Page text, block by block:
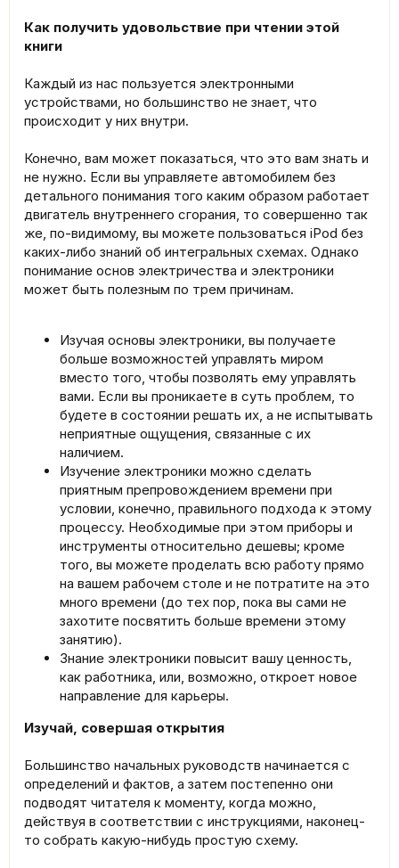
Как получить удовольствие при чтении этой
книги
Каждый из нас пользуется электронными
устройствами, но большинство не знает, что
происходит у них внутри.
Конечно, вам может показаться, что это вам знать и
не нужно. Если вы управляете автомобилем без
детального понимания того каким образом работает
двигатель внутреннего сгорания, то совершенно так
же, по-видимому, вы можете пользоваться iPod без
каких-либо знаний об интегральных схемах. Однако
понимание основ электричества и электроники
может быть полезным по трем причинам.
Изучая основы электроники, вы получаете
больше возможностей управлять миром
вместо того, чтобы позволять ему управлять
вами. Если вы проникаете в суть проблем, то
будете в состоянии решать их, а не испытывать
неприятные ощущения, связанные с их
наличием.
Изучение электроники можно сделать
приятным препровождением времени при
условии, конечно, правильного подхода к этому
процессу. Необходимые при этом приборы и
инструменты относительно дешевы; кроме
того, вы можете проделать всю работу прямо
на вашем рабочем столе и не потратите на это
много времени (до тех пор, пока вы сами не
захотите посвятить больше времени этому
занятию).
Знание электроники повысит вашу ценность,
как работника, или, возможно, откроет новое
направление для карьеры.
Изучай, совершая открытия
Большинство начальных руководств начинается с
определений и фактов, а затем постепенно они
подводят читателя к моменту, когда можно,
действуя в соответствии с инструкциями, наконец-
то собрать какую-нибудь простую схему.